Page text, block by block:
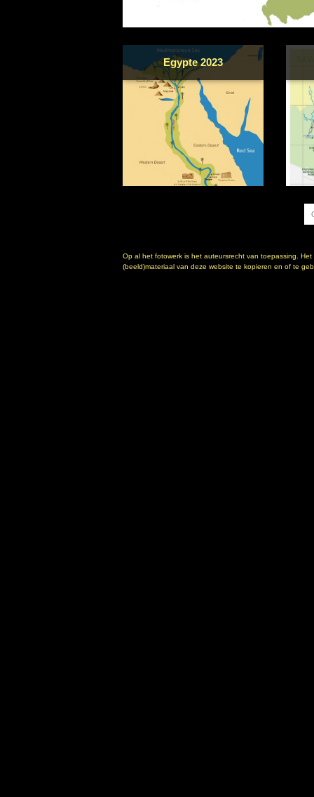
Egypte 2023
Op al het fotowerk is het auteursrecht van toepassing.
(beeld)materiaal van deze website te kopieren en of te